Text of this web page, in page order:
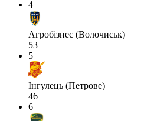
4
Агробізнес (Волочиськ)
53
5
Інгулець (Петрове)
46
6